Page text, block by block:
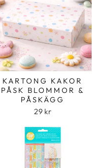
KARTONG KAKOR
PÅSK BLOMMOR &
PÅSKÄGG
29 kr